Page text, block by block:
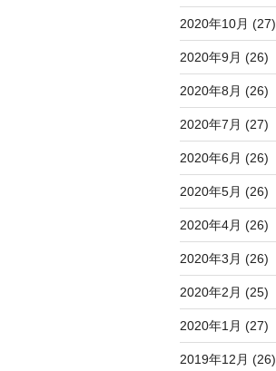
2020年10月 (27)
2020年9月 (26)
2020年8月 (26)
2020年7月 (27)
2020年6月 (26)
2020年5月 (26)
2020年4月 (26)
2020年3月 (26)
2020年2月 (25)
2020年1月 (27)
2019年12月 (26)